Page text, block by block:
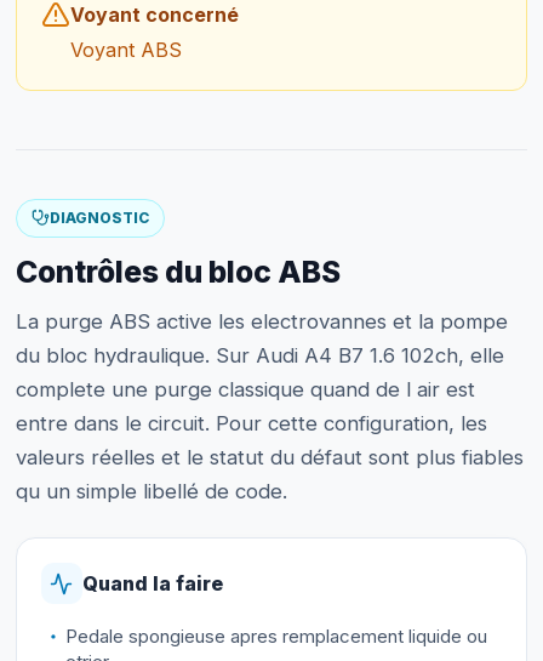
Voyant concerné
Voyant ABS
DIAGNOSTIC
Contrôles du bloc ABS
La purge ABS active les electrovannes et la pompe
du bloc hydraulique. Sur Audi A4 B7 1.6 102ch, elle
complete une purge classique quand de l air est
entre dans le circuit. Pour cette configuration, les
valeurs réelles et le statut du défaut sont plus fiables
qu un simple libellé de code.
Quand la faire
Pedale spongieuse apres remplacement liquide ou